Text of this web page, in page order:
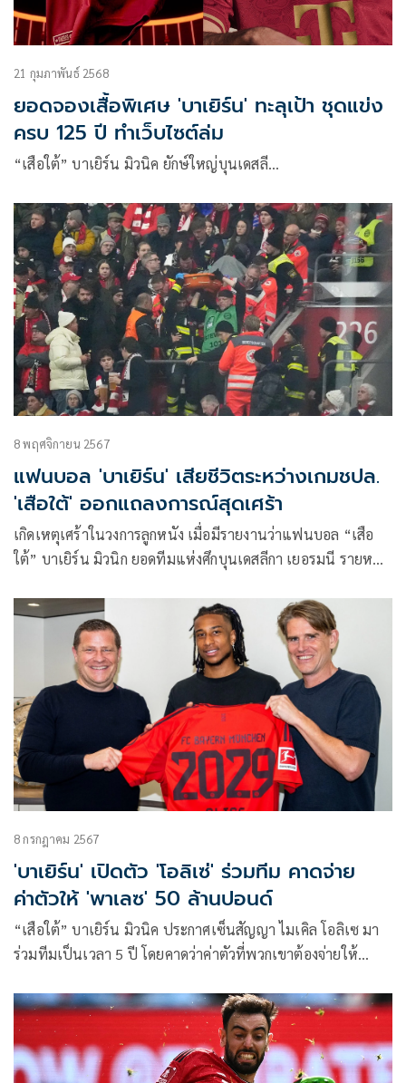
21 กุมภาพันธ์ 2568
ยอดจองเสื้อพิเศษ 'บาเยิร์น' ทะลุเป้า ชุดแข่ง
ครบ 125 ปี ทำเว็บไซต์ล่ม
“เสือใต้” บาเยิร์น มิวนิค ยักษ์ใหญ่บุนเดสลี…
8 พฤศจิกายน 2567
แฟนบอล 'บาเยิร์น' เสียชีวิตระหว่างเกมชปล.
'เสือใต้' ออกแถลงการณ์สุดเศร้า
เกิดเหตุเศร้าในวงการลูกหนัง เมื่อมีรายงานว่าแฟนบอล “เสือ
ใต้” บาเยิร์น มิวนิก ยอดทีมแห่งศึกบุนเดสลีกา เยอรมนี รายหนึ่ง
เปียนส์ ลีก ที่ทีมเปิดบ้านเอาชนะ เบนฟิกา 1-0
8 กรกฎาคม 2567
'บาเยิร์น' เปิดตัว 'โอลิเซ่' ร่วมทีม คาดจ่าย
ค่าตัวให้ 'พาเลซ' 50 ล้านปอนด์
“เสือใต้” บาเยิร์น มิวนิค ประกาศเซ็นสัญญา ไมเคิล โอลิเซ มา
ร่วมทีมเป็นเวลา 5 ปี โดยคาดว่าค่าตัวที่พวกเขาต้องจ่ายให้